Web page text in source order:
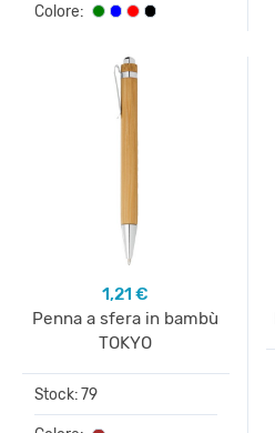
Colore:
1,21 €
Penna a sfera in bambù
TOKYO
Stock: 79